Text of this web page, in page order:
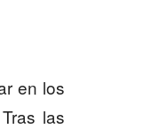
en los
las